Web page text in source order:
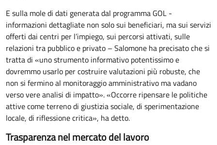
E sulla mole di dati generata dal programma GOL -
informazioni dettagliate non solo sui beneficiari, ma sui servizi
offerti dai centri per l’impiego, sui percorsi attivati, sulle
relazioni tra pubblico e privato – Salomone ha precisato che si
tratta di «uno strumento informativo potentissimo e
dovremmo usarlo per costruire valutazioni più robuste, che
non si fermino al monitoraggio amministrativo ma vadano
verso vere analisi di impatto». «Occorre ripensare le politiche
attive come terreno di giustizia sociale, di sperimentazione
locale, di riflessione critica», ha detto.
Trasparenza nel mercato del lavoro